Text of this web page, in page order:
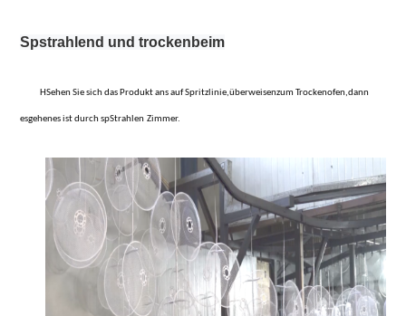
Spstrahlend und trocken beim
HSehen Sie sich das Produkt ansauf Spritzlinie,überweisenzum Trockenofen,dann
esgehenes istdurch spStrahlen Zimmer.